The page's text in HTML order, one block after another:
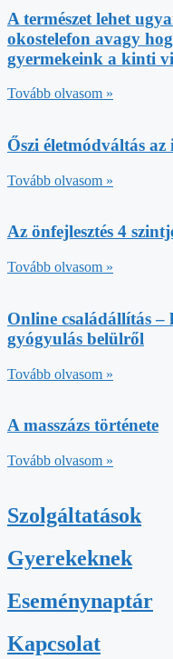
A természet lehet
okostelefon avagy
gyermekeink a kinti
Tovább olvasom »
Őszi életmódváltás
Tovább olvasom »
Az önfejlesztés 4
Tovább olvasom »
Online családállítás –
gyógyulás belülről
Tovább olvasom »
A masszázs története
Tovább olvasom »
Szolgáltatások
Gyerekeknek
Eseménynaptár
Kapcsolat